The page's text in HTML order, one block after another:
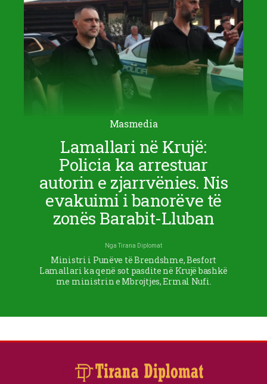
Masmedia
Lamallari në Krujë:
Policia ka arrestuar
autorin e zjarrvënies. Nis
evakuimi i banorëve të
zonës Barabit-Lluban
NgaTirana Diplomat
Ministri i Punëve të Brendshme, Besfort
Lamallari ka qenë sot pasdite në Krujë bashkë
me ministrin e Mbrojtjes, Ermal Nufi.